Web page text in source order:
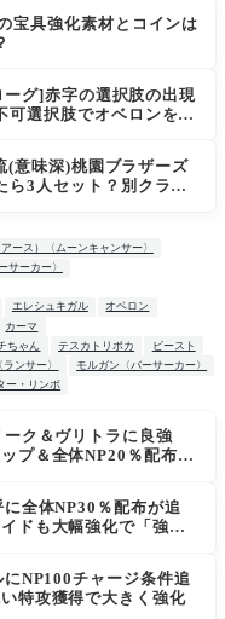
宝具強化素材とコインは
グ]赤字の選択肢の出現
可選択肢でオベロンを疑
(意味深)桃園ブラザーズ
ら3人セット？別クラス
ース）〈ムーンキャンサー〉
サーカー〉
エレシュキガル
オベロン
カーマ
ちゃん テスカトリポカ
ビースト
ンサー〉
モルガン〈バーサーカー〉
ー・リンボ
ーク＆ヴリトラに良強
プ＆全体NP20％配布で
に全体NP30％配布が追
ドも大幅強化で「強す
にNP100チャージ条件追
特攻獲得で大きく強化